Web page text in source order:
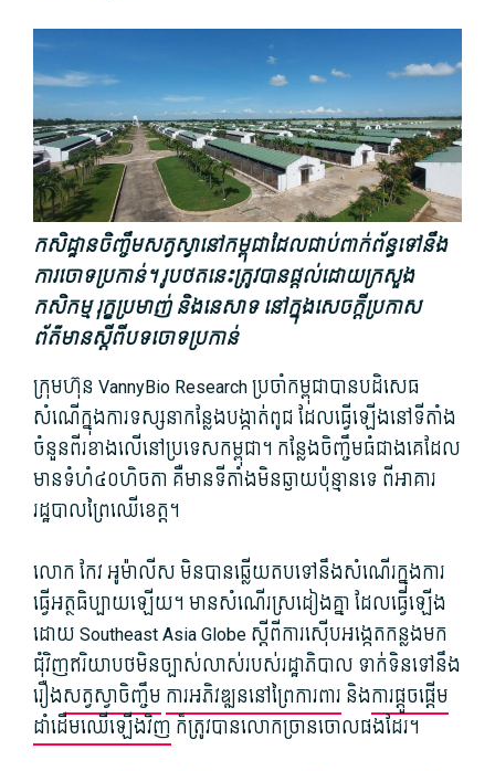
កសិដ្ឋានចិញ្ចឹមសត្វស្វានៅកម្ពុជាដែលជាប់ពាក់ព័ន្ធទៅនឹង
ការចោទប្រកាន់។ រូបថតនេះត្រូវបានផ្តល់ដោយក្រសួង
កសិកម្ម រុក្ខប្រមាញ់ និងនេសាទ នៅក្នុងសេចក្តីប្រកាស
ព័ត៌មានស្តីពីបទចោទប្រកាន់
ក្រុមហ៊ុន VannyBio Research​ ប្រចាំកម្ពុជាបាន​បដិសេធ​
សំណើ​ក្នុង​ការ​ទស្សនាកន្លែងបង្កាត់​ពូជ ដែលធ្វើឡើងនៅ​ទីតាំង
ចំនួនពីរខាងលើនៅប្រទេសកម្ពុជា។ កន្លែងចិញ្ចឹមធំ​ជាង​គេ​ដែល​
មាន​ទំហំ​៤០​ហិចតា គឺមានទីតាំងមិនឆ្ងាយប៉ុន្មានទេ ពីអាគារ
រដ្ឋបាលព្រៃឈើខេត្ត។
លោក កែវ អូម៉ាលីស មិនបានឆ្លើយតបទៅនឹងសំណើរក្នុងការ
ធ្វើអត្ថធិប្បាយឡើយ។ មានសំណើរស្រដៀងគ្នា ដែលធ្វើឡើង
ដោយ Southeast Asia Globe ស្តីពីការស៊ើបអង្កេតកន្លងមក
ជុំវិញឥរិយាបថមិនច្បាស់លាស់របស់រដ្ឋាភិបាល ទាក់ទិនទៅនឹង
រឿងសត្វស្វាចិញ្ចឹម ការអភិវឌ្ឍននៅព្រៃការពារ និងការផ្តួចផ្តើម
ដាំដើមឈើឡើងវិញ ក៏ត្រូវបានលោកច្រានចោលផងដែរ។